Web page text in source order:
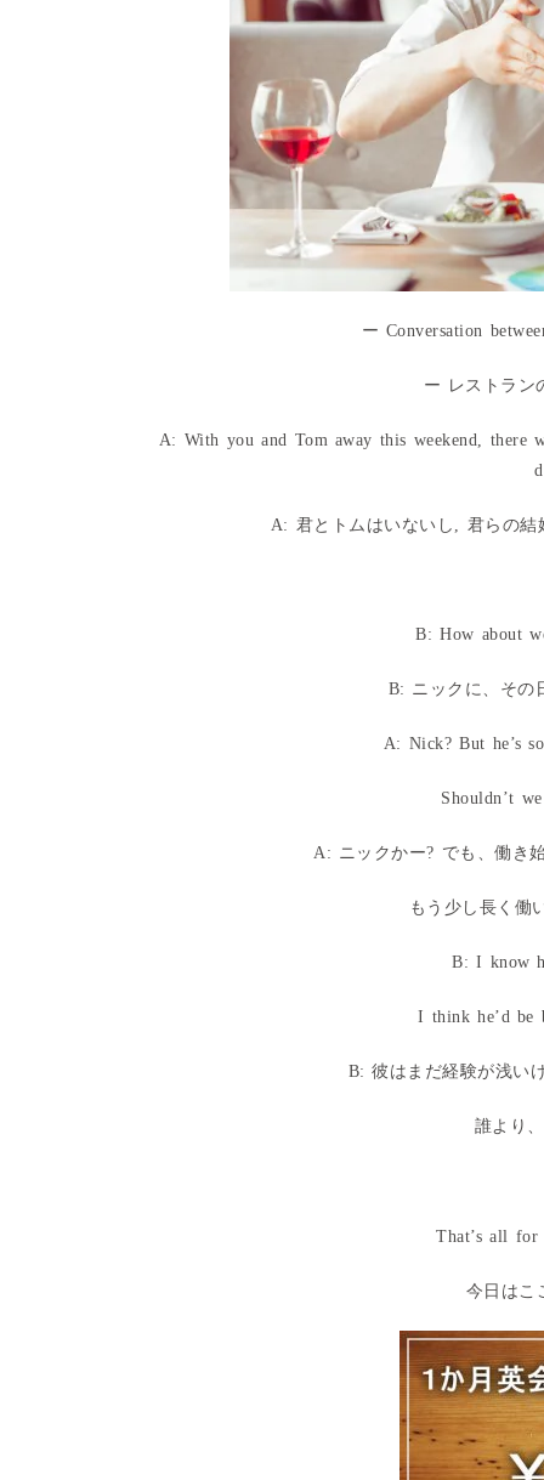
ー Conversation
ー レストラン
A: With you and Tom away this weekend, there
A: 君とトムはいないし, 君らの結
B: How about
B: ニックに、その
A: Nick? But he’s
Shouldn’t
A: ニックかー? でも、働き
もう少し長く働
B: I know
I think he’d be
B: 彼はまだ経験が浅い
誰より
That’s all
今日はこ